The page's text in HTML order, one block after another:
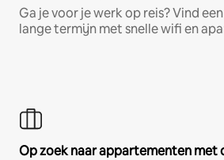
Ga je voor je werk op reis? Vind
lange termijn met snelle wifi en
Op zoek naar appartementen met